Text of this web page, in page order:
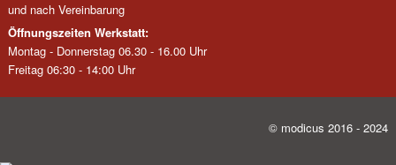
und nach Vereinbarung
Öffnungszeiten Werkstatt:
Montag - Donnerstag 06.30 - 16.00 Uhr
Freitag 06:30 - 14:00 Uhr
© modicus 2016 - 2024